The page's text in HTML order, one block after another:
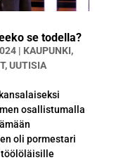
se todella?
| KAUPUNKI,
,UUTISIA
osallistumalla
oli pormestari